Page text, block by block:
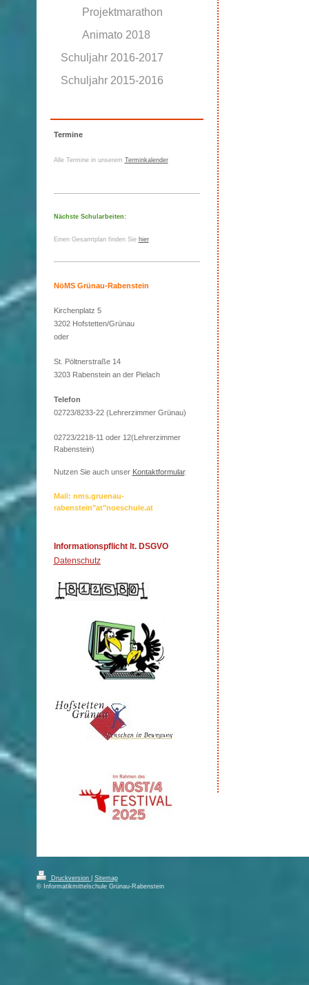
Projektmarathon
Animato 2018
Schuljahr 2016-2017
Schuljahr 2015-2016
Termine
Alle Termine in unserem Terminkalender
Nächste Schularbeiten:
Einen Gesamtplan finden Sie hier
NöMS Grünau-Rabenstein
Kirchenplatz 5
3202 Hofstetten/Grünau
oder
St. Pöltnerstraße 14
3203 Rabenstein an der Pielach
Telefon
02723/8233-22 (Lehrerzimmer Grünau)
02723/2218-11 oder 12(Lehrerzimmer
Rabenstein)
Nutzen Sie auch unser Kontaktformular.
Mail: nms.gruenau-
rabenstein"at"noeschule.at
Informationspflicht lt. DSGVO
Datenschutz
Druckversion
Sitemap
© Informatikmittelschule Grünau-Rabenstein